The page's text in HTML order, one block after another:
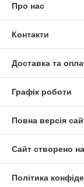
Про нас
Контакти
Доставка та
Графік роботи
Повна версія
Сайт створено
Політика